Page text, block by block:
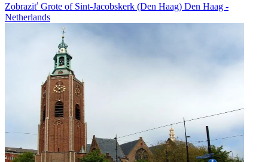
Zobraziť Grote of Sint-Jacobskerk (Den Haag) Den Haag -
Netherlands